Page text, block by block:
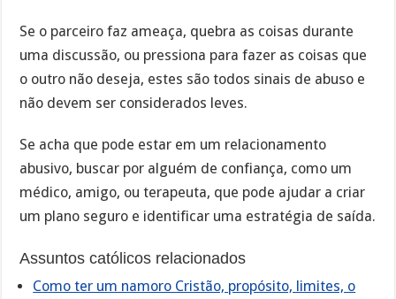
Se o parceiro faz ameaça, quebra as coisas durante
uma discussão, ou pressiona para fazer as coisas que
o outro não deseja, estes são todos sinais de abuso e
não devem ser considerados leves.
Se acha que pode estar em um relacionamento
abusivo, buscar por alguém de confiança, como um
médico, amigo, ou terapeuta, que pode ajudar a criar
um plano seguro e identificar uma estratégia de saída.
Assuntos católicos relacionados
Como ter um namoro Cristão, propósito, limites, o